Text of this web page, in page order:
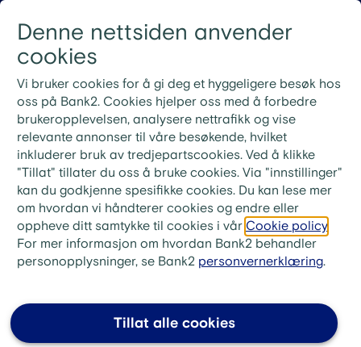
Denne nettsiden anvender
cookies
Vi bruker cookies for å gi deg et hyggeligere besøk hos
oss på Bank2. Cookies hjelper oss med å forbedre
brukeropplevelsen, analysere nettrafikk og vise
relevante annonser til våre besøkende, hvilket
inkluderer bruk av tredjepartscookies. Ved å klikke
"Tillat" tillater du oss å bruke cookies. Via "innstillinger"
kan du godkjenne spesifikke cookies. Du kan lese mer
om hvordan vi håndterer cookies og endre eller
oppheve ditt samtykke til cookies i vår Cookie policy
For mer informasjon om hvordan Bank2 behandler
personopplysninger, se Bank2 personvernerklæring.
Tillat alle cookies
Nye rutiner for ekstrainnbetaling på lån
Ved ekstrainnbetaling på lånet ditt må du bruke
KID-nummeret fra din siste faktura. Ønsker du i
stedet å betale neste måneds innbetaling, skriv «Til
gode + ditt lånenummer» i meldingsfeltet i stedet for
KID-nummer.
bank2.no > Låne > FAQ huslån
Kan du få huslån uten
egenkapital?
men det er ikke et krav at pengene må komme fra
deg. Du kan få hjelp av foreldre eller andre